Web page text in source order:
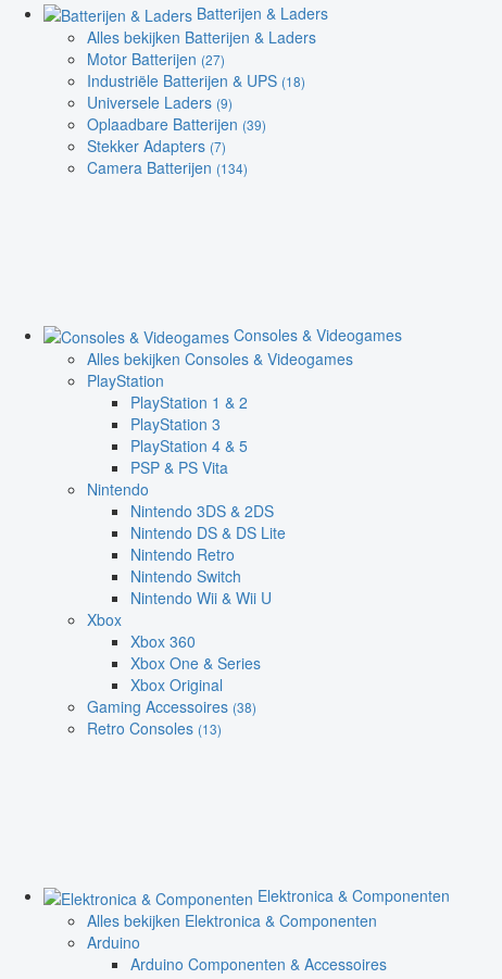
Batterijen & Laders
Alles bekijken Batterijen & Laders
Motor Batterijen (27)
Industriële Batterijen & UPS (18)
Universele Laders (9)
Oplaadbare Batterijen (39)
Stekker Adapters (7)
Camera Batterijen (134)
Consoles & Videogames
Alles bekijken Consoles & Videogames
PlayStation
PlayStation 1 & 2
PlayStation 3
PlayStation 4 & 5
PSP & PS Vita
Nintendo
Nintendo 3DS & 2DS
Nintendo DS & DS Lite
Nintendo Retro
Nintendo Switch
Nintendo Wii & Wii U
Xbox
Xbox 360
Xbox One & Series
Xbox Original
Gaming Accessoires (38)
Retro Consoles (13)
Elektronica & Componenten
Alles bekijken Elektronica & Componenten
Arduino
Arduino Componenten & Accessoires